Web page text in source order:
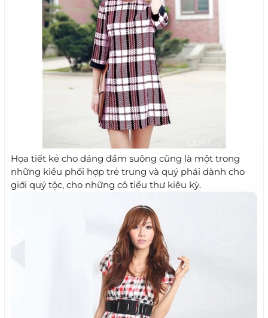
Họa tiết kẻ cho dáng đầm suông cũng là một trong
những kiểu phối hợp trẻ trung và quý phái dành cho
giới quý tộc, cho những cô tiểu thư kiêu kỳ.